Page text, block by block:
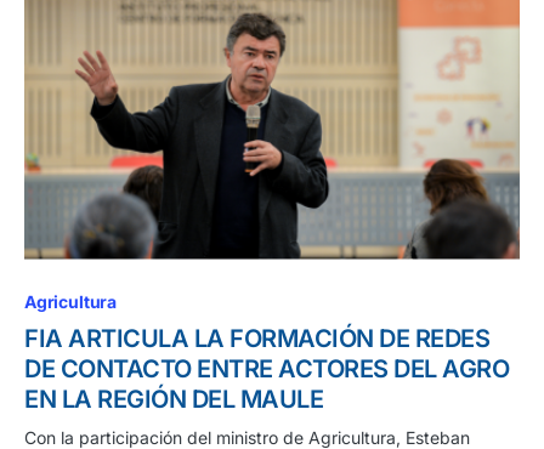
Agricultura
FIA ARTICULA LA FORMACIÓN DE REDES
DE CONTACTO ENTRE ACTORES DEL AGRO
EN LA REGIÓN DEL MAULE
Con la participación del ministro de Agricultura, Esteban